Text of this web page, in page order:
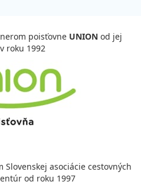
cenu
Zľava
cena za 8 dní (7 nocí)
cenu
cena za 8 dní (7 nocí)
cenu
poisťovne UNION od jej
roku 1992
Slovenskej asociácie cestovných
od roku 1997